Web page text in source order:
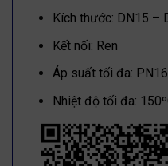
Kích thước: DN15 –
Kết nối: Ren
Áp suất tối đa: PN16
Nhiệt độ tối đa: